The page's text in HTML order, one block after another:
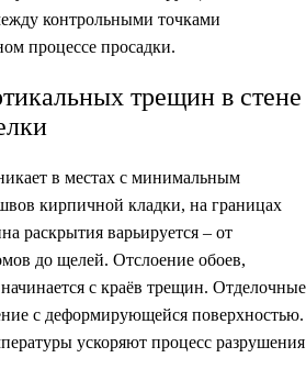
контрольными точками
процессе просадки.
трещин в стене
в местах с минимальным
кирпичной кладки, на границах
раскрытия варьируется – от
до щелей. Отслоение обоев,
с краёв трещин. Отделочные
с деформирующейся поверхностью.
ускоряют процесс разрушения